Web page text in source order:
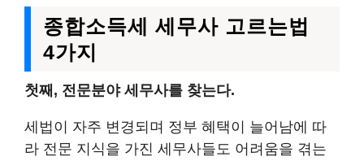
종합소득세 세무사 고르는법
4가지
첫째, 전문분야 세무사를 찾는다.
세법이 자주 변경되며 정부 혜택이 늘어남에 따
라 전문 지식을 가진 세무사들도 어려움을 겪는